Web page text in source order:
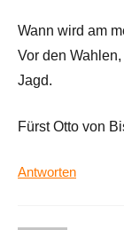
Wann wird am
Vor den
Jagd.
Fürst Otto von
Antworten